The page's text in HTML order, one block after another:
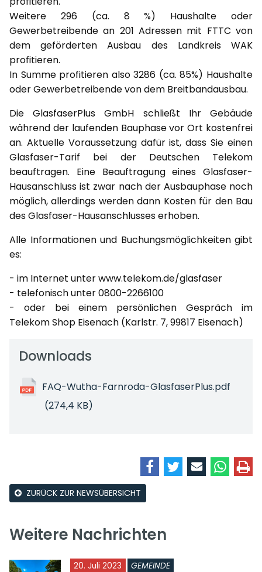
Weitere 296 (ca. 8 %) Haushalte oder
Gewerbetreibende an 201 Adressen mit FTTC von
dem geförderten Ausbau des Landkreis WAK
profitieren.
In Summe profitieren also 3286 (ca. 85%) Haushalte
oder Gewerbetreibende von dem Breitbandausbau.
Die GlasfaserPlus GmbH schließt Ihr Gebäude
während der laufenden Bauphase vor Ort kostenfrei
an. Aktuelle Voraussetzung dafür ist, dass Sie einen
Glasfaser-Tarif bei der Deutschen Telekom
beauftragen. Eine Beauftragung eines Glasfaser-
Hausanschluss ist zwar nach der Ausbauphase noch
möglich, allerdings werden dann Kosten für den Bau
des Glasfaser-Hausanschlusses erhoben.
Alle Informationen und Buchungsmöglichkeiten gibt
es:
- im Internet unter www.telekom.de/glasfaser
- telefonisch unter 0800-2266100
- oder bei einem persönlichen Gespräch im
Telekom Shop Eisenach (Karlstr. 7, 99817 Eisenach)
Downloads
FAQ-Wutha-Farnroda-GlasfaserPlus.pdf
(274,4 KB)
ZURÜCK ZUR NEWSÜBERSICHT
Weitere Nachrichten
20. Juli 2023 GEMEINDE